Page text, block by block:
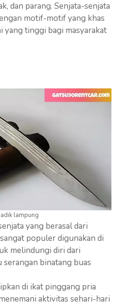
dan parang. Senjata-senjata
motif-motif yang khas
yang tinggi bagi masyarakat
lampung
yang berasal dari
populer digunakan di
melindungi diri dari
serangan binatang buas
di ikat pinggang pria
aktivitas sehari-hari